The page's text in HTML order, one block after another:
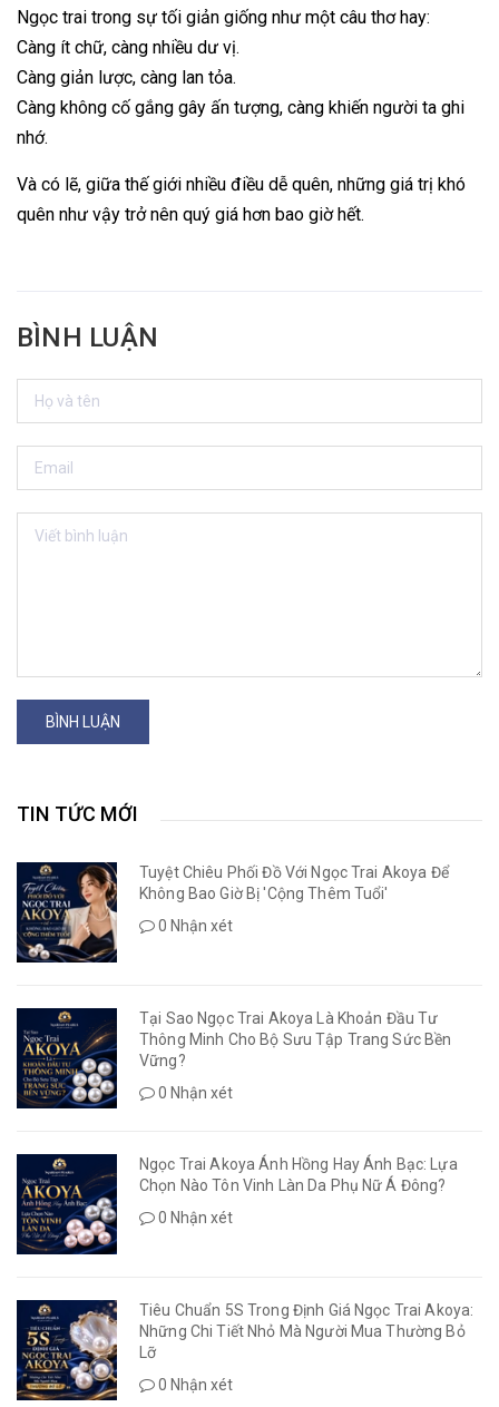
Ngọc trai trong sự tối giản giống như một câu thơ hay:
Càng ít chữ, càng nhiều dư vị.
Càng giản lược, càng lan tỏa.
Càng không cố gắng gây ấn tượng, càng khiến người ta ghi
nhớ.
Và có lẽ, giữa thế giới nhiều điều dễ quên, những giá trị khó
quên như vậy trở nên quý giá hơn bao giờ hết.
BÌNH LUẬN
BÌNH LUẬN
TIN TỨC MỚI
Tuyệt Chiêu Phối Đồ Với Ngọc Trai Akoya Để
Không Bao Giờ Bị 'Cộng Thêm Tuổi'
0 Nhận xét
Tại Sao Ngọc Trai Akoya Là Khoản Đầu Tư
Thông Minh Cho Bộ Sưu Tập Trang Sức Bền
Vững?
0 Nhận xét
Ngọc Trai Akoya Ánh Hồng Hay Ánh Bạc: Lựa
Chọn Nào Tôn Vinh Làn Da Phụ Nữ Á Đông?
0 Nhận xét
Tiêu Chuẩn 5S Trong Định Giá Ngọc Trai Akoya:
Những Chi Tiết Nhỏ Mà Người Mua Thường Bỏ
Lỡ
0 Nhận xét